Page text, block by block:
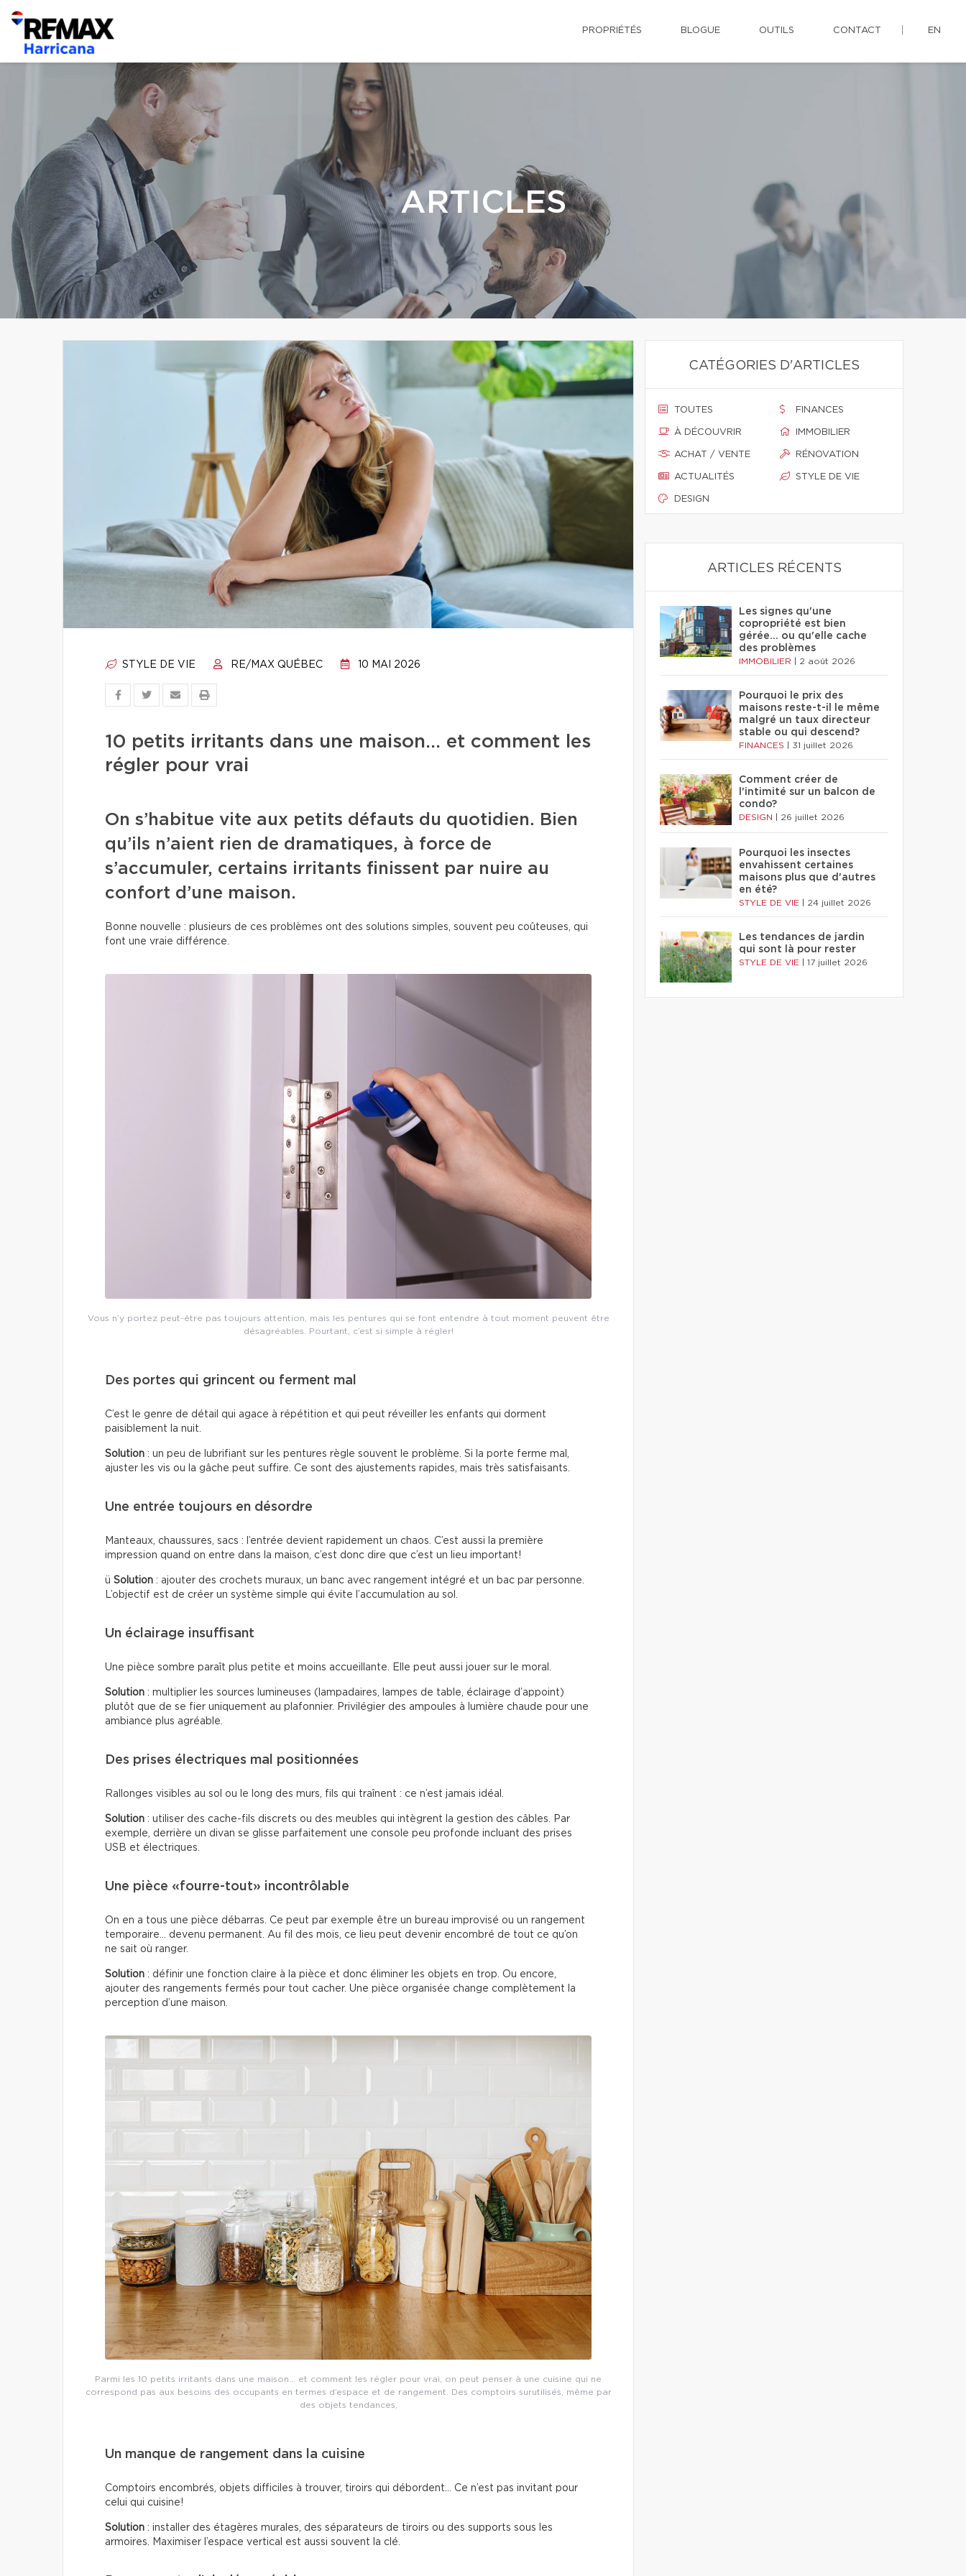
PROPRIÉTÉS BLOGUE OUTILS CONTACT EN
ARTICLES
STYLE DE VIE RE/MAX QUÉBEC 10 MAI 2026
10 petits irritants dans une maison… et comment les
régler pour vrai
On s’habitue vite aux petits défauts du quotidien. Bien
qu’ils n’aient rien de dramatiques, à force de
s’accumuler, certains irritants finissent par nuire au
confort d’une maison.
Bonne nouvelle : plusieurs de ces problèmes ont des solutions simples, souvent peu coûteuses, qui
font une vraie différence.
Vous n’y portez peut-être pas toujours attention, mais les pentures qui se font entendre à tout moment peuvent être
désagréables. Pourtant, c’est si simple à régler!
Des portes qui grincent ou ferment mal
C’est le genre de détail qui agace à répétition et qui peut réveiller les enfants qui dorment
paisiblement la nuit.
Solution : un peu de lubrifiant sur les pentures règle souvent le problème. Si la porte ferme mal,
ajuster les vis ou la gâche peut suffire. Ce sont des ajustements rapides, mais très satisfaisants.
Une entrée toujours en désordre
Manteaux, chaussures, sacs : l’entrée devient rapidement un chaos. C’est aussi la première
impression quand on entre dans la maison, c’est donc dire que c’est un lieu important!
ü Solution : ajouter des crochets muraux, un banc avec rangement intégré et un bac par personne.
L’objectif est de créer un système simple qui évite l’accumulation au sol.
Un éclairage insuffisant
Une pièce sombre paraît plus petite et moins accueillante. Elle peut aussi jouer sur le moral.
Solution : multiplier les sources lumineuses (lampadaires, lampes de table, éclairage d’appoint)
plutôt que de se fier uniquement au plafonnier. Privilégier des ampoules à lumière chaude pour une
ambiance plus agréable.
Des prises électriques mal positionnées
Rallonges visibles au sol ou le long des murs, fils qui traînent : ce n’est jamais idéal.
Solution : utiliser des cache-fils discrets ou des meubles qui intègrent la gestion des câbles. Par
exemple, derrière un divan se glisse parfaitement une console peu profonde incluant des prises
USB et électriques.
Une pièce «fourre-tout» incontrôlable
On en a tous une pièce débarras. Ce peut par exemple être un bureau improvisé ou un rangement
temporaire… devenu permanent. Au fil des mois, ce lieu peut devenir encombré de tout ce qu’on
ne sait où ranger.
Solution : définir une fonction claire à la pièce et donc éliminer les objets en trop. Ou encore,
ajouter des rangements fermés pour tout cacher. Une pièce organisée change complètement la
perception d’une maison.
Parmi les 10 petits irritants dans une maison… et comment les régler pour vrai, on peut penser à une cuisine qui ne
correspond pas aux besoins des occupants en termes d’espace et de rangement. Des comptoirs surutilisés, même par
des objets tendances,
Un manque de rangement dans la cuisine
Comptoirs encombrés, objets difficiles à trouver, tiroirs qui débordent… Ce n’est pas invitant pour
celui qui cuisine!
Solution : installer des étagères murales, des séparateurs de tiroirs ou des supports sous les
armoires. Maximiser l’espace vertical est aussi souvent la clé.
CATÉGORIES D'ARTICLES
TOUTES
À DÉCOUVRIR
ACHAT / VENTE
ACTUALITÉS
DESIGN
FINANCES
IMMOBILIER
RÉNOVATION
STYLE DE VIE
ARTICLES RÉCENTS
Les signes qu'une
copropriété est bien
gérée… ou qu'elle cache
des problèmes
IMMOBILIER 2 août 2026
Pourquoi le prix des
maisons reste-t-il le même
malgré un taux directeur
stable ou qui descend?
FINANCES 31 juillet 2026
Comment créer de
l'intimité sur un balcon de
condo?
DESIGN 26 juillet 2026
Pourquoi les insectes
envahissent certaines
maisons plus que d'autres
en été?
STYLE DE VIE 24 juillet 2026
Les tendances de jardin
qui sont là pour rester
STYLE DE VIE 17 juillet 2026